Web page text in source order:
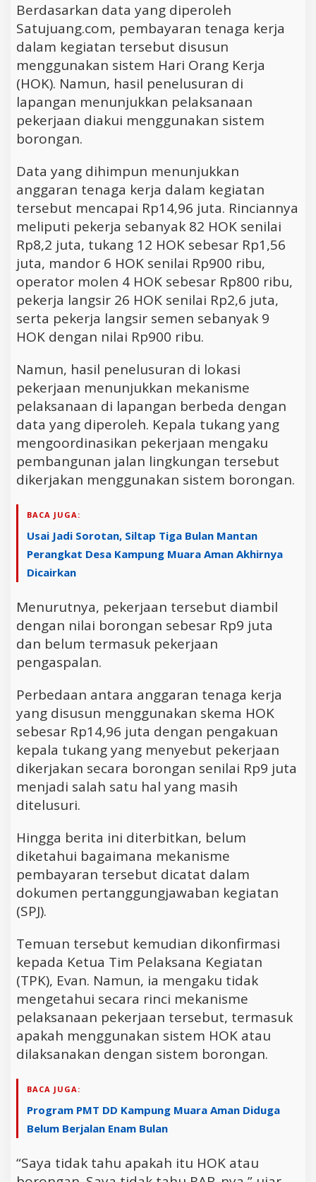
Berdasarkan data yang diperoleh
Satujuang.com, pembayaran tenaga kerja
dalam kegiatan tersebut disusun
menggunakan sistem Hari Orang Kerja
(HOK). Namun, hasil penelusuran di
lapangan menunjukkan pelaksanaan
pekerjaan diakui menggunakan sistem
borongan.
Data yang dihimpun menunjukkan
anggaran tenaga kerja dalam kegiatan
tersebut mencapai Rp14,96 juta. Rinciannya
meliputi pekerja sebanyak 82 HOK senilai
Rp8,2 juta, tukang 12 HOK sebesar Rp1,56
juta, mandor 6 HOK senilai Rp900 ribu,
operator molen 4 HOK sebesar Rp800 ribu,
pekerja langsir 26 HOK senilai Rp2,6 juta,
serta pekerja langsir semen sebanyak 9
HOK dengan nilai Rp900 ribu.
Namun, hasil penelusuran di lokasi
pekerjaan menunjukkan mekanisme
pelaksanaan di lapangan berbeda dengan
data yang diperoleh. Kepala tukang yang
mengoordinasikan pekerjaan mengaku
pembangunan jalan lingkungan tersebut
dikerjakan menggunakan sistem borongan.
BACA JUGA:
Usai Jadi Sorotan, Siltap Tiga Bulan Mantan
Perangkat Desa Kampung Muara Aman Akhirnya
Dicairkan
Menurutnya, pekerjaan tersebut diambil
dengan nilai borongan sebesar Rp9 juta
dan belum termasuk pekerjaan
pengaspalan.
Perbedaan antara anggaran tenaga kerja
yang disusun menggunakan skema HOK
sebesar Rp14,96 juta dengan pengakuan
kepala tukang yang menyebut pekerjaan
dikerjakan secara borongan senilai Rp9 juta
menjadi salah satu hal yang masih
ditelusuri.
Hingga berita ini diterbitkan, belum
diketahui bagaimana mekanisme
pembayaran tersebut dicatat dalam
dokumen pertanggungjawaban kegiatan
(SPJ).
Temuan tersebut kemudian dikonfirmasi
kepada Ketua Tim Pelaksana Kegiatan
(TPK), Evan. Namun, ia mengaku tidak
mengetahui secara rinci mekanisme
pelaksanaan pekerjaan tersebut, termasuk
apakah menggunakan sistem HOK atau
dilaksanakan dengan sistem borongan.
BACA JUGA:
Program PMT DD Kampung Muara Aman Diduga
Belum Berjalan Enam Bulan
“Saya tidak tahu apakah itu HOK atau